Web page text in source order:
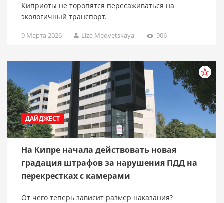
Киприоты не торопятся пересаживаться на
экологичный транспорт.
9 Марта 2026 Liza Medvetskaya 906
ДАЙДЖЕСТ
На Кипре начала действовать новая
градация штрафов за нарушения ПДД на
перекрестках с камерами
От чего теперь зависит размер наказания?